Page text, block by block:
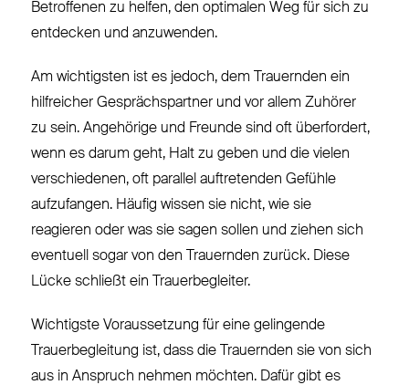
Betroffenen zu helfen, den optimalen Weg für sich zu
entdecken und anzuwenden.
Am wichtigsten ist es jedoch, dem Trauernden ein
hilfreicher Gesprächspartner und vor allem Zuhörer
zu sein. Angehörige und Freunde sind oft überfordert,
wenn es darum geht, Halt zu geben und die vielen
verschiedenen, oft parallel auftretenden Gefühle
aufzufangen. Häufig wissen sie nicht, wie sie
reagieren oder was sie sagen sollen und ziehen sich
eventuell sogar von den Trauernden zurück. Diese
Lücke schließt ein Trauerbegleiter.
Wichtigste Voraussetzung für eine gelingende
Trauerbegleitung ist, dass die Trauernden sie von sich
aus in Anspruch nehmen möchten. Dafür gibt es